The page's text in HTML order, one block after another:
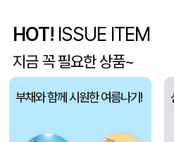
유OO
이OO 사각니들펜(0.7)
HOT! ISSUE ITEM
지금 꼭 필요한 상품~
부채와 함께 시원한 여름나기!